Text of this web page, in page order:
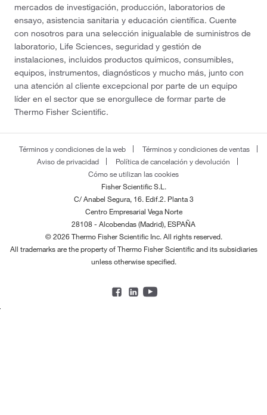
mercados de investigación, producción, laboratorios de
ensayo, asistencia sanitaria y educación científica. Cuente
con nosotros para una selección inigualable de suministros de
laboratorio, Life Sciences, seguridad y gestión de
instalaciones, incluidos productos químicos, consumibles,
equipos, instrumentos, diagnósticos y mucho más, junto con
una atención al cliente excepcional por parte de un equipo
líder en el sector que se enorgullece de formar parte de
Thermo Fisher Scientific.
Términos y condiciones de la web
Términos y condiciones de ventas
Aviso de privacidad
Política de cancelación y devolución
Cómo se utilizan las cookies
Fisher Scientific S.L.
C/ Anabel Segura, 16. Edif.2. Planta 3
Centro Empresarial Vega Norte
28108 - Alcobendas (Madrid), ESPAÑA
© 2026 Thermo Fisher Scientific Inc. All rights reserved.
All trademarks are the property of Thermo Fisher Scientific and its subsidiaries
unless otherwise specified.